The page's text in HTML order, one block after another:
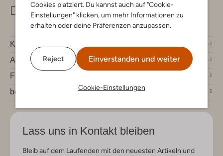
Cookies platziert. Du kannst auch auf "Cookie-
Einstellungen" klicken, um mehr Informationen zu
erhalten oder deine Präferenzen anzupassen.
Reject Einverstanden und weiter
Cookie-Einstellungen
info@omoda.de
Kundenservice
Account
Fashion News
bei Omoda
Lass uns in Kontakt bleiben
Bleib auf dem Laufenden mit den neuesten Artikeln und